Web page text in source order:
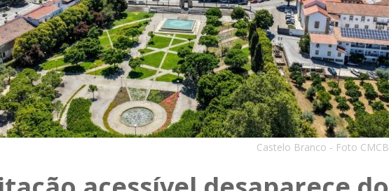
Castelo Branco - Foto CMCB